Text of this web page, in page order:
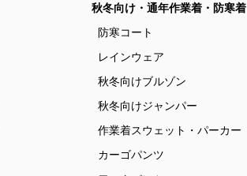
秋冬向け・通年作業着・防寒着
防寒コート
レインウェア
秋冬向けブルゾン
秋冬向けジャンパー
作業着スウェット・パーカー
カーゴパンツ